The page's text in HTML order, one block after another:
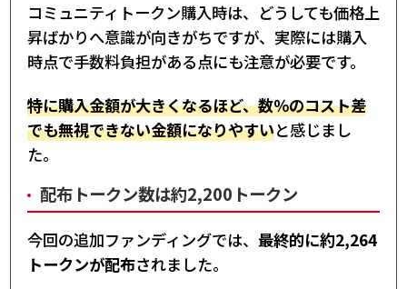
コミュニティトークン購入時は、どうしても価格上
昇ばかりへ意識が向きがちですが、実際には購入
時点で手数料負担がある点にも注意が必要です。
特に購入金額が大きくなるほど、数％のコスト差
でも無視できない金額になりやすいと感じまし
た。
配布トークン数は約2,200トークン
今回の追加ファンディングでは、 最終的に約2,264
トークンが配布されました。